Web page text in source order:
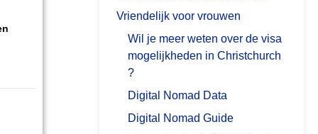
Vriendelijk voor vrouwen
Wil je meer weten over de visa
mogelijkheden in Christchurch
?
Digital Nomad Data
Digital Nomad Guide